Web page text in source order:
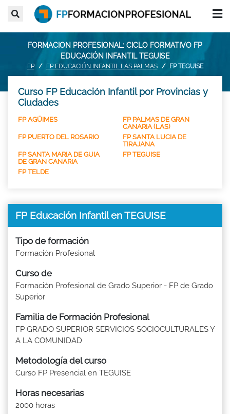
FORMACION PROFESIONAL: CICLO FORMATIVO FP
EDUCACIÓN INFANTIL TEGUISE
FP FP EDUCACIÓN INFANTIL LAS PALMAS FP TEGUISE
Curso FP Educación Infantil por Provincias y
Ciudades
FP AGÜIMES
FP PALMAS DE GRAN
CANARIA (LAS)
FP PUERTO DEL ROSARIO
FP SANTA LUCIA DE
TIRAJANA
FP SANTA MARIA DE GUIA
DE GRAN CANARIA
FP TEGUISE
FP TELDE
FP Educación Infantil en TEGUISE
Tipo de formación
Formación Profesional
Curso de
Formación Profesional de Grado Superior - FP de Grado
Superior
Familia de Formación Profesional
FP GRADO SUPERIOR SERVICIOS SOCIOCULTURALES Y
A LA COMUNIDAD
Metodología del curso
Curso FP Presencial en TEGUISE
Horas necesarias
2000 horas